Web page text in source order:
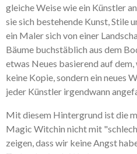
gleiche Weise wie ein Künstler
sie sich bestehende Kunst, Stile
ein Maler sich von einer
Bäume buchstäblich aus dem
etwas Neues basierend auf dem,
keine Kopie, sondern ein neues
jeder Künstler irgendwann
Mit diesem Hintergrund ist die
Magic Witchin nicht mit
zeigen, dass wir keine Angst